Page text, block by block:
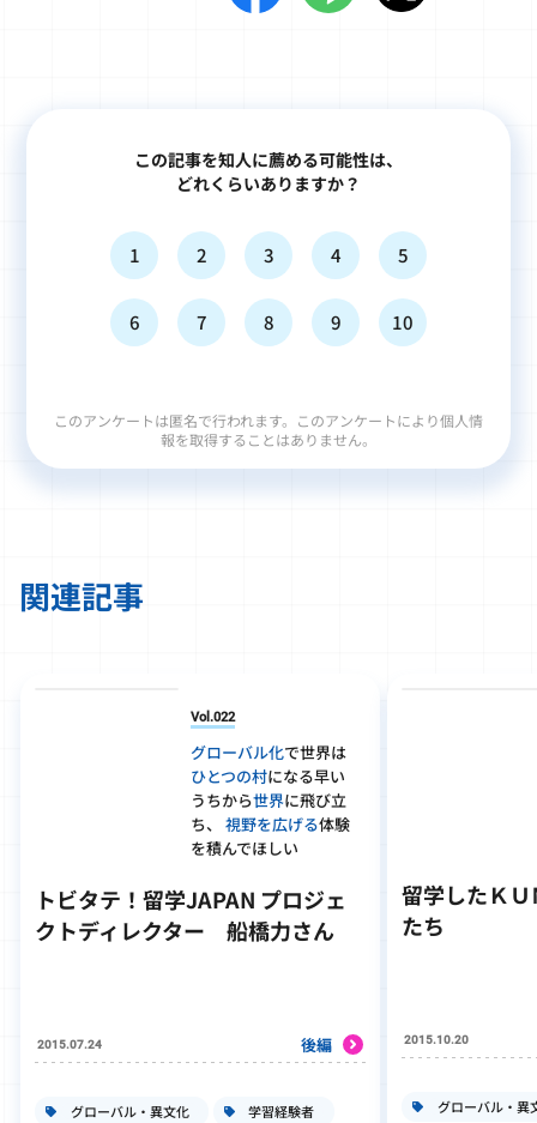
この記事を知人に薦める可能性は、
どれくらいありますか？
1 2 3 4 5
6 7 8 9 10
このアンケートは匿名で行われます。このアンケートにより個人情
報を取得することはありません。
関連記事
Vol.022
グローバル化で世界は
ひとつの村になる早い
うちから世界に飛び立
ち、 視野を広げる体験
を積んでほしい
トビタテ！留学JAPAN プロジェ
クトディレクター 船橋力さん
2015.07.24 後編
グローバル・異文化 学習経験者
留学したＫ
たち
2015.10.20
グローバル・異